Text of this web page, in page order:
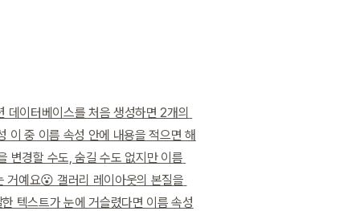
이터베이스를 처음 생성하면 2개의
이 중 이름 속성 안에 내용을 적으면 해
변경할 수도, 숨길 수도 없지만 이름
거예요😮 갤러리 레이아웃의 본질을
텍스트가 눈에 거슬렸다면 이름 속성